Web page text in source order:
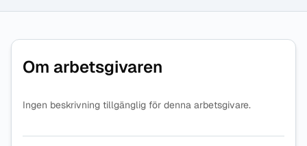
Om arbetsgivaren
Ingen beskrivning tillgänglig för denna arbetsgivare.